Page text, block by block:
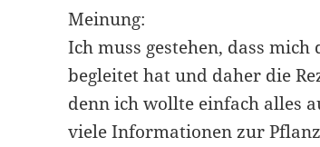
Meinung:
Ich muss gestehen, dass
begleitet hat und daher die
denn ich wollte einfach alles
viele Informationen zur